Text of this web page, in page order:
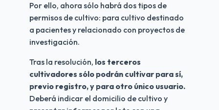
Por ello, ahora sólo habrá dos tipos de
permisos de cultivo: para cultivo destinado
a pacientes y relacionado con proyectos de
investigación.
Tras la resolución, los terceros
cultivadores sólo podrán cultivar para sí,
previo registro, y para otro único usuario.
Deberá indicar el domicilio de cultivo y